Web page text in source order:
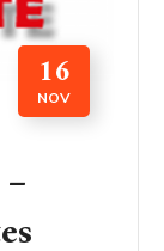
16
NOV